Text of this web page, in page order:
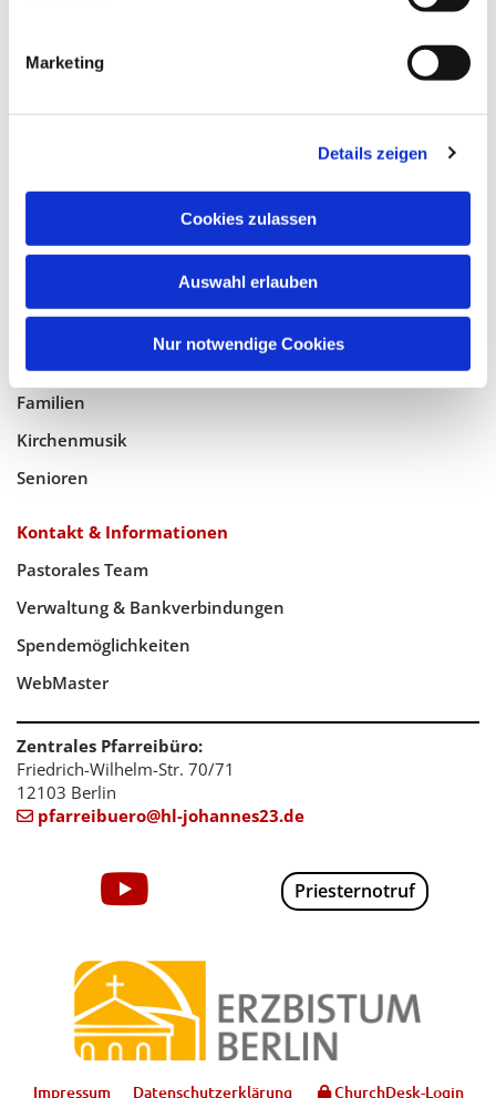
Marketing
Details zeigen
Cookies zulassen
Auswahl erlauben
Nur notwendige Cookies
Glaube
Bistumswallfahrt
Taufe, Kommunion & Trauung
Pfarreileben
Jugend
Familien
Kirchenmusik
Senioren
Kontakt & Informationen
Pastorales Team
Verwaltung & Bankverbindungen
Spendemöglichkeiten
WebMaster
Zentrales Pfarreibüro:
Friedrich-Wilhelm-Str. 70/71
12103 Berlin
 pfarreibuero@hl-johannes23.de
Priesternotruf
Impressum Datenschutzerklärung ChurchDesk-Login